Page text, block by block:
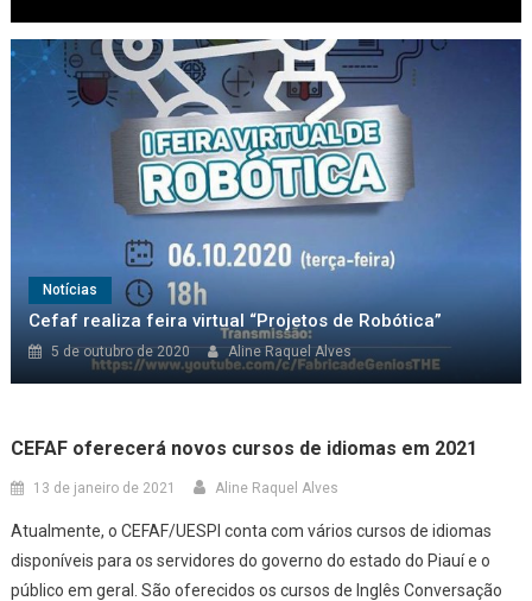
Notícias
Cefaf realiza feira virtual “Projetos de Robótica”
5 de outubro de 2020 Aline Raquel Alves
CEFAF oferecerá novos cursos de idiomas em 2021
13 de janeiro de 2021 Aline Raquel Alves
Atualmente, o CEFAF/UESPI conta com vários cursos de idiomas
disponíveis para os servidores do governo do estado do Piauí e o
público em geral. São oferecidos os cursos de Inglês Conversação